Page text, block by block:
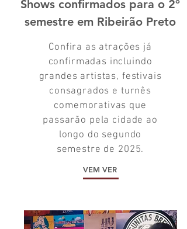
​Shows confirmados para o 2º
semestre em Ribeirão Preto
Confira as atrações já
confirmadas incluindo
grandes artistas, festivais
consagrados e turnês
comemorativas que
passarão pela cidade ao
longo do segundo
semestre de 2025.
VEM VER